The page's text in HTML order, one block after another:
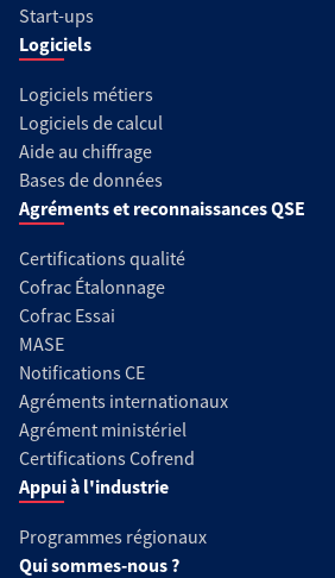
Start-ups
Logiciels
Logiciels métiers
Logiciels de calcul
Aide au chiffrage
Bases de données
Agréments et reconnaissances QSE
Certifications qualité
Cofrac Étalonnage
Cofrac Essai
MASE
Notifications CE
Agréments internationaux
Agrément ministériel
Certifications Cofrend
Appui à l'industrie
Programmes régionaux
Qui sommes-nous ?